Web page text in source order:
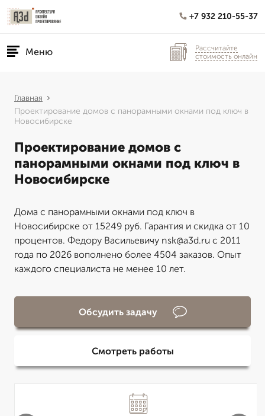
+7 932 210-55-37
Меню
Рассчитайте
стоимость онлайн
Главная
Проектирование домов с панорамными окнами под ключ в
Новосибирске
Проектирование домов с
панорамными окнами под ключ в
Новосибирске
Дома с панорамными окнами под ключ в
Новосибирске от 15249 руб. Гарантия и скидка от 10
процентов. Федору Васильевичу nsk@a3d.ru с 2011
года по 2026 вополнено более 4504 заказов. Опыт
каждого специалиста не менее 10 лет.
Обсудить задачу
Смотреть работы